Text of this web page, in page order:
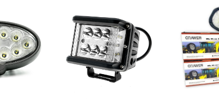
Bauweise wichtig sind
können hier Störungen verursachen.
ohne andere Systeme zu beeinflussen.
schützt vor Vibrationen, Schmutz und